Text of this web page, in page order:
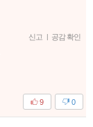
신고 | 공감 확인
0
9